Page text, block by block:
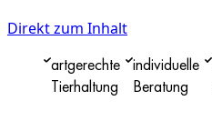
Direkt zum Inhalt
artgerechte
Tierhaltung
individuelle
Beratung